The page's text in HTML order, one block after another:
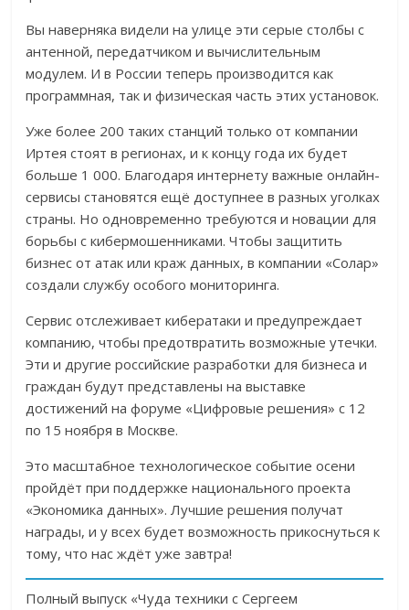
Вы наверняка видели на улице эти серые столбы с
антенной, передатчиком и вычислительным
модулем. И в России теперь производится как
программная, так и физическая часть этих установок.
Уже более 200 таких станций только от компании
Иртея стоят в регионах, и к концу года их будет
больше 1 000. Благодаря интернету важные онлайн-
сервисы становятся ещё доступнее в разных уголках
страны. Но одновременно требуются и новации для
борьбы с кибермошенниками. Чтобы защитить
бизнес от атак или краж данных, в компании «Солар»
создали службу особого мониторинга.
Сервис отслеживает кибератаки и предупреждает
компанию, чтобы предотвратить возможные утечки.
Эти и другие российские разработки для бизнеса и
граждан будут представлены на выставке
достижений на форуме «Цифровые решения» с 12
по 15 ноября в Москве.
Это масштабное технологическое событие осени
пройдёт при поддержке национального проекта
«Экономика данных». Лучшие решения получат
награды, и у всех будет возможность прикоснуться к
тому, что нас ждёт уже завтра!
Полный выпуск «Чуда техники с Сергеем